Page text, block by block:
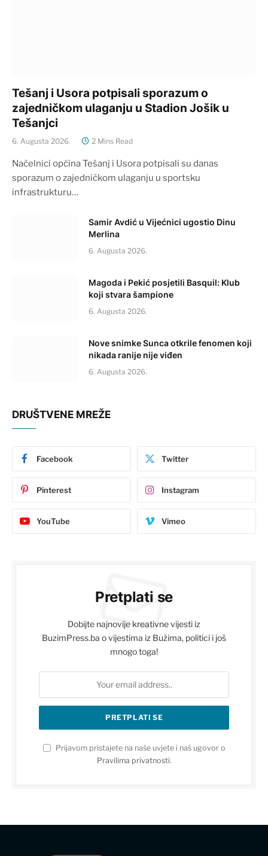
Tešanj i Usora potpisali sporazum o
zajedničkom ulaganju u Stadion Jošik u
Tešanjci
6. Augusta 2026. 2 Mins Read
Načelnici općina Tešanj i Usora potpisali su danas
sporazum o zajedničkom ulaganju u sportsku
infrastrukturu…
Samir Avdić u Vijećnici ugostio Dinu
Merlina
6. Augusta 2026.
Magoda i Pekić posjetili Basquil: Klub
koji stvara šampione
6. Augusta 2026.
Nove snimke Sunca otkrile fenomen koji
nikada ranije nije viđen
6. Augusta 2026.
DRUŠTVENE MREŽE
Facebook Twitter
Pinterest Instagram
YouTube Vimeo
Pretplati se
Dobijte najnovije kreativne vijesti iz
BuzimPress.ba o vijestima iz Bužima, politici i još
mnogo toga!
Prijavom pristajete na naše uvjete i naš ugovor o
Pravilima privatnosti.